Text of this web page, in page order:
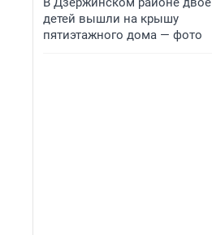
детей вышли на крышу
пятиэтажного дома — фото